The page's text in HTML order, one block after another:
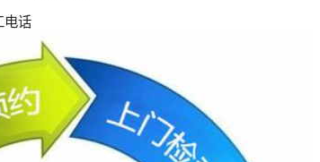
电话